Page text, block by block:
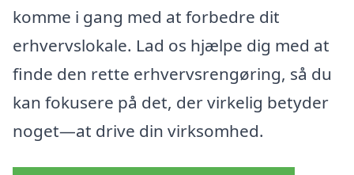
komme i gang med at forbedre dit
erhvervslokale. Lad os hjælpe dig med at
finde den rette erhvervsrengøring, så du
kan fokusere på det, der virkelig betyder
noget—at drive din virksomhed.